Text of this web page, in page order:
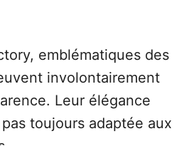
emblématiques des
involontairement
Leur élégance
toujours adaptée aux